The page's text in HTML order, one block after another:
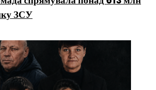
ЗСУ